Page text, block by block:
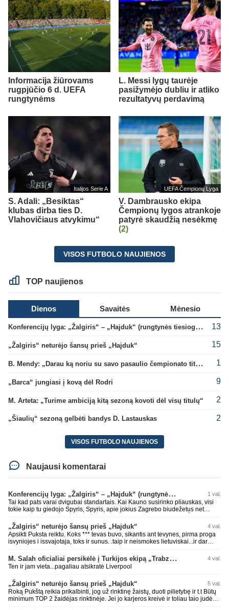
Informacija žiūrovams
rugpjūčio 6 d. UEFA
rungtynėms
L. Messi lygų taurėje
pasižymėjo dubliu ir atliko
rezultatyvų perdavimą
Italijos Serie A
S. Adali: „Besiktas“
klubas dirba ties D.
Vlahovičiaus atvykimu“
UEFA Čempionų Lyga
V. Dambrausko ekipa
Čempionų lygos atrankoje
patyrė skaudžią nesėkmę
(2)
VISOS FUTBOLO NAUJIENOS
TOP naujienos
Dienos Savaitės Mėnesio
Konferencijų lyga: „Žalgiris“ – „Hajduk“ (rungtynės tiesiogiai) 13
„Žalgiris“ neturėjo šansų prieš „Hajduk“ 15
B. Mendy: „Darau ką noriu su savo pasaulio čempionato titulu“ 1
„Barca“ jungiasi į kovą dėl Rodri 9
M. Arteta: „Turime ambiciją kitą sezoną kovoti dėl visų titulų“ 2
„Šiaulių“ sezoną gelbėti bandys D. Lastauskas 2
VISOS FUTBOLO NAUJIENOS
Naujausi komentarai
Konferencijų lyga: „Žalgiris“ – „Hajduk“ (rungtynės tiesiogiai) 1 val.
Tai kad pats varai dvigubai standartais. Kai Kauno susirinko pliauskas, visi
tokie kaip tu giedojo Spyris, Spyris, apie jokius Zagrebo biudežetus net
daug didesnis. Tfu ant tokių.
„Žalgiris“ neturėjo šansų prieš „Hajduk“ 4 val.
Apsikti Puksta reiktu. Koks *** tevas buvo, sikantis ant tevynes, pirma proga
isvyniojes i issvajotaja, toks ir sunus. .taip ir neismokes lietuviskai...ir dar
laurynas ikalbins
M. Salah oficialiai persikėlė į Turkijos ekipą „Trabzonspor“ 4 val.
Ten ir jam vieta...pagaliau atsikratė Liverpool
„Žalgiris“ neturėjo šansų prieš „Hajduk“ 5 val.
Roką Pukštą reikia prikalbinti, jog už rinktinę žaistų, duoti pilietybę ir t.t Būtų
minimum TOP 2 žaidėjas rinktinėje. Jei jo karjeros kreivė ir toliau taio judės,